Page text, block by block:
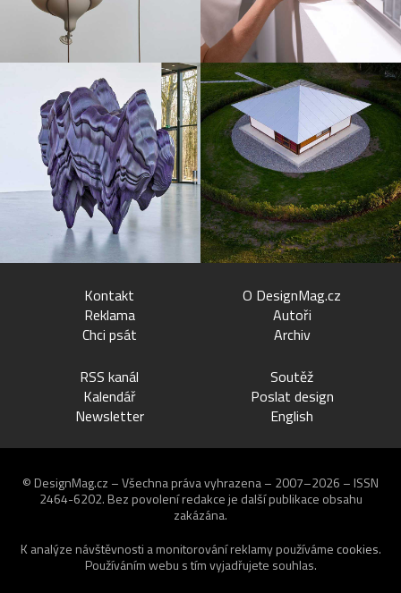
Kontakt
Reklama
Chci psát
O DesignMag.cz
Autoři
Archiv
RSS kanál
Kalendář
Newsletter
Soutěž
Poslat design
English
© DesignMag.cz – Všechna práva vyhrazena – 2007–2026 – ISSN
2464-6202. Bez povolení redakce je další publikace obsahu
zakázána.
K analýze návštěvnosti a monitorování reklamy používáme cookies.
Používáním webu s tím vyjadřujete souhlas.